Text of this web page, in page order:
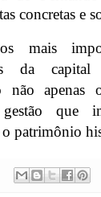
concretas e
mais
da capital
não apenas
que
patrimônio